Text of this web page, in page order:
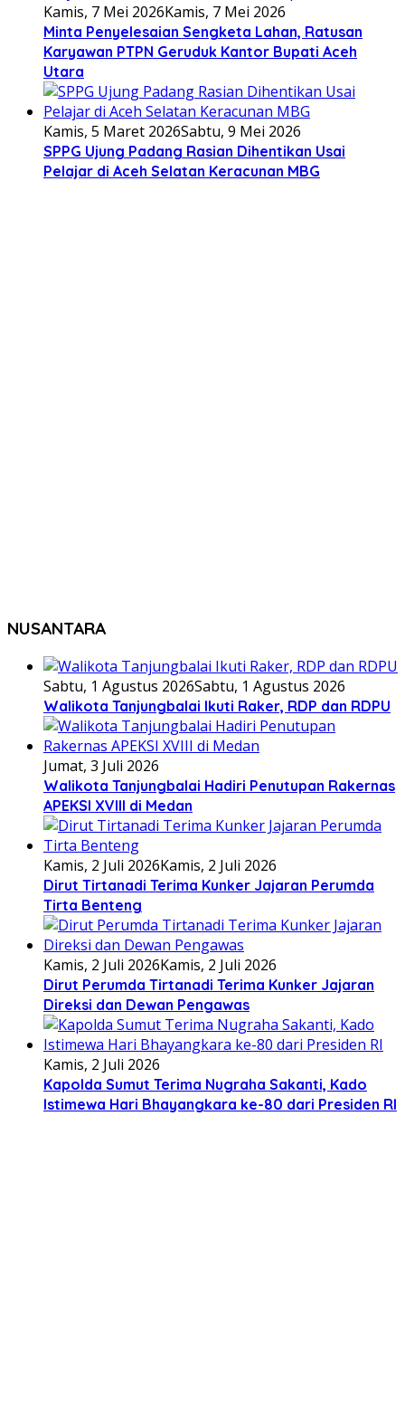
Kamis, 7 Mei 2026Kamis, 7 Mei 2026
Minta Penyelesaian Sengketa Lahan, Ratusan
Karyawan PTPN Geruduk Kantor Bupati Aceh
Utara
Kamis, 5 Maret 2026Sabtu, 9 Mei 2026
SPPG Ujung Padang Rasian Dihentikan Usai
Pelajar di Aceh Selatan Keracunan MBG
NUSANTARA
Sabtu, 1 Agustus 2026Sabtu, 1 Agustus 2026
Walikota Tanjungbalai Ikuti Raker, RDP dan RDPU
Jumat, 3 Juli 2026
Walikota Tanjungbalai Hadiri Penutupan Rakernas
APEKSI XVIII di Medan
Kamis, 2 Juli 2026Kamis, 2 Juli 2026
Dirut Tirtanadi Terima Kunker Jajaran Perumda
Tirta Benteng
Kamis, 2 Juli 2026Kamis, 2 Juli 2026
Dirut Perumda Tirtanadi Terima Kunker Jajaran
Direksi dan Dewan Pengawas
Kamis, 2 Juli 2026
Kapolda Sumut Terima Nugraha Sakanti, Kado
Istimewa Hari Bhayangkara ke-80 dari Presiden RI